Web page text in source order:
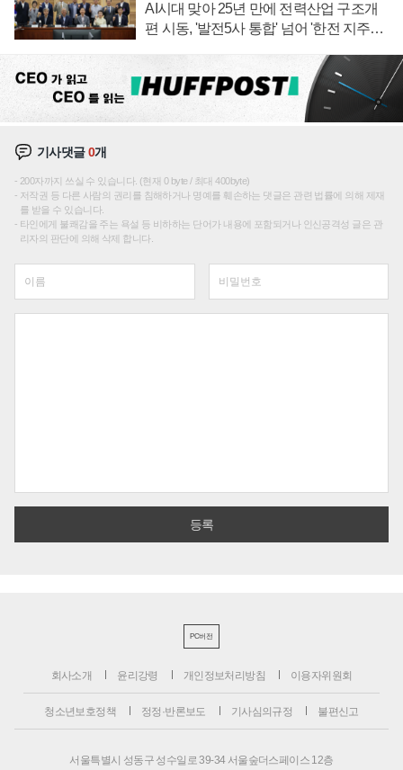
AI시대 맞아 25년 만에 전력산업 구조개
편 시동, '발전5사 통합' 넘어 '한전 지주사'
기사댓글0개
200자까지 쓰실 수 있습니다. (현재 0 byte / 최대 400byte)
저작권 등 다른 사람의 권리를 침해하거나 명예를 훼손하는 댓글은 관련 법률에 의해 제재
를 받을 수 있습니다.
타인에게 불쾌감을 주는 욕설 등 비하하는 단어가 내용에 포함되거나 인신공격성 글은 관
리자의 판단에 의해 삭제 합니다.
PC버전
회사소개 윤리강령 개인정보처리방침 이용자위원회
청소년보호정책 정정·반론보도 기사심의규정 불편신고
서울특별시 성동구 성수일로 39-34 서울숲더스페이스 12층